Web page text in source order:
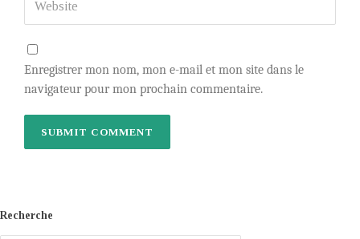
Enregistrer mon nom, mon e-mail et mon site dans le
navigateur pour mon prochain commentaire.
Recherche